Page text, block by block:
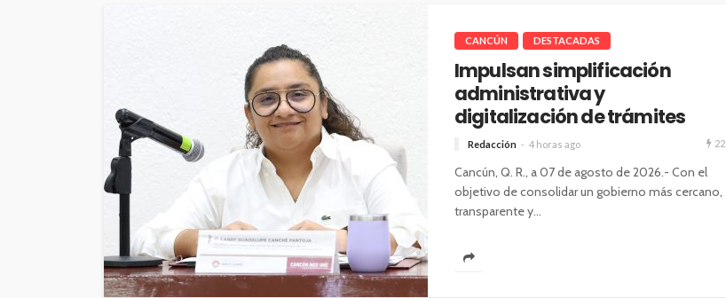
CANCÚN DESTACADAS
Impulsan simplificación
administrativa y
digitalización de trámites
Redacción 4 horas ago 22
Cancún, Q. R., a 07 de agosto de 2026.- Con el
objetivo de consolidar un gobierno más cercano,
transparente y...